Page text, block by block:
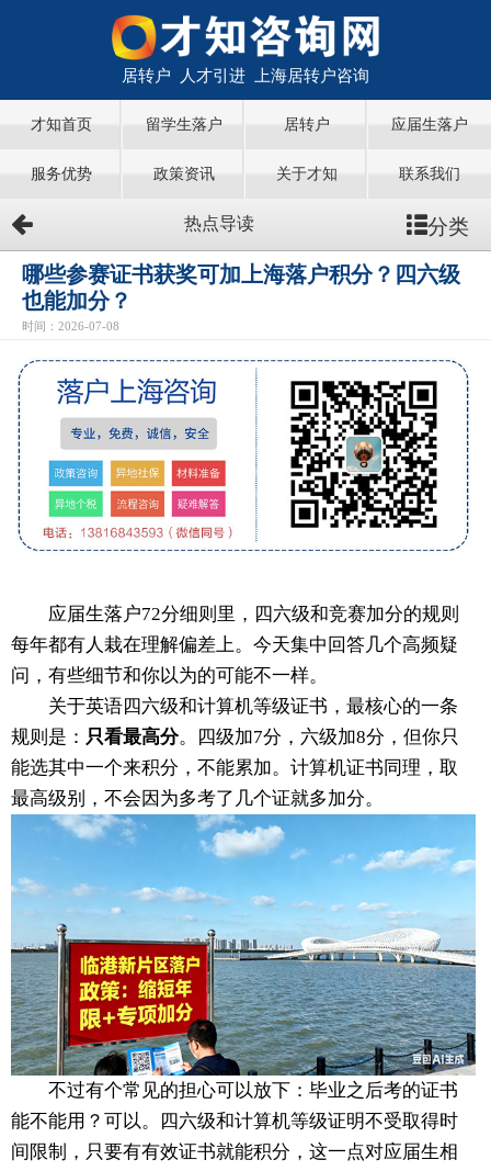
居转户 人才引进 上海居转户咨询
才知首页 留学生落户 居转户 应届生落户
服务优势 政策资讯 关于才知 联系我们
热点导读 分类
哪些参赛证书获奖可加上海落户积分？四六级
也能加分？
时间：2026-07-08
应届生落户72分细则里，四六级和竞赛加分的规则
每年都有人栽在理解偏差上。今天集中回答几个高频疑
问，有些细节和你以为的可能不一样。
关于英语四六级和计算机等级证书，最核心的一条
规则是： 只看最高分。四级加7分，六级加8分，但你只
能选其中一个来积分，不能累加。计算机证书同理，取
最高级别，不会因为多考了几个证就多加分。
不过有个常见的担心可以放下：毕业之后考的证书
能不能用？可以。四六级和计算机等级证明不受取得时
间限制，只要有有效证书就能积分，这一点对应届生相